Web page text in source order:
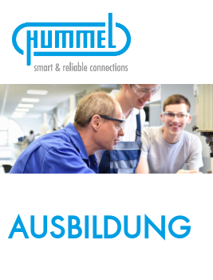
Deutsch
STELLENANGEBOTE
AUSBILDUNG
BENEFITS
AUSBILDUNG